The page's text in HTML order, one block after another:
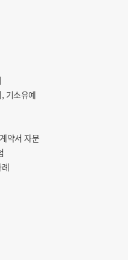
기소유예
약서 자문